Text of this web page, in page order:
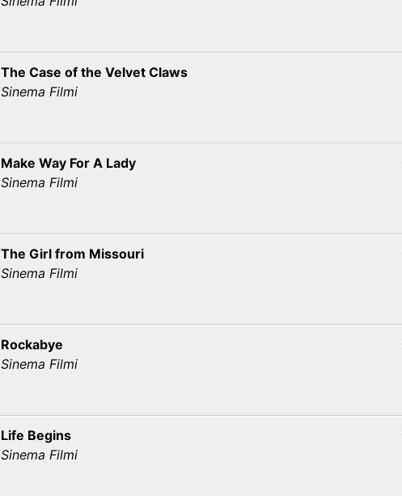
The Case of the Velvet Claws
Sinema Filmi
Make Way For A Lady
Sinema Filmi
The Girl from Missouri
Sinema Filmi
Rockabye
Sinema Filmi
Life Begins
Sinema Filmi